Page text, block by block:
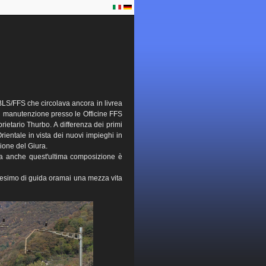
FFS che circolava ancora in livrea
presso le Officine FFS
Thurbo. A differenza dei primi
in vista dei nuovi impieghi in
del Giura.
anche quest'ultima composizione è
di guida oramai una mezza vita